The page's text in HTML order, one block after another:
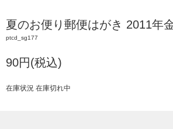
夏のお便り郵便はがき 2011年
ptcd_sg177
90円(税込)
在庫状況 在庫切れ中